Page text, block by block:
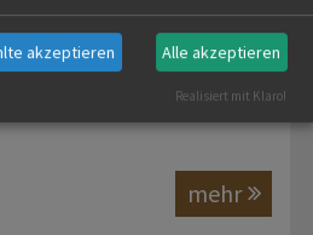
mehr
akzeptieren Alle akzeptieren
Realisiert mit Klaro!